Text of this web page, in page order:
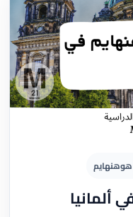
ألمانيا